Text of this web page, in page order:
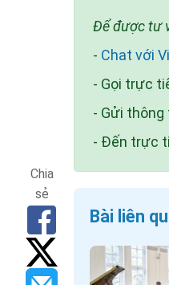
Chia
sẻ
Để được tư
- Chat với
- Gọi trực
- Gửi thông
- Đến trực
Bài liên